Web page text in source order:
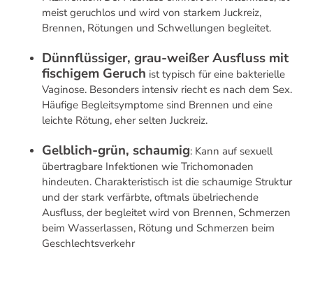
meist geruchlos und wird von starkem Juckreiz,
Brennen, Rötungen und Schwellungen begleitet.
Dünnflüssiger, grau-weißer Ausfluss mit
fischigem Geruch ist typisch für eine bakterielle
Vaginose. Besonders intensiv riecht es nach dem Sex.
Häufige Begleitsymptome sind Brennen und eine
leichte Rötung, eher selten Juckreiz.
Gelblich-grün, schaumig: Kann auf sexuell
übertragbare Infektionen wie Trichomonaden
hindeuten. Charakteristisch ist die schaumige Struktur
und der stark verfärbte, oftmals übelriechende
Ausfluss, der begleitet wird von Brennen, Schmerzen
beim Wasserlassen, Rötung und Schmerzen beim
Geschlechtsverkehr